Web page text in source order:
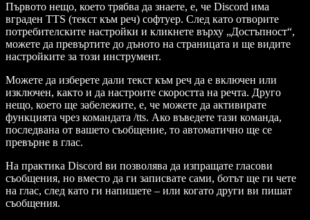
Първото нещо, което трябва да знаете, е, че Discord има
вграден TTS (текст към реч) софтуер. След като отворите
потребителските настройки и кликнете върху „Достъпност“,
можете да превъртите до дъното на страницата и ще видите
настройките за този инструмент.
Можете да изберете дали текст към реч да е включен или
изключен, както и да настроите скоростта на речта. Друго
нещо, което ще забележите, е, че можете да активирате
функцията чрез командата /tts. Ако въведете тази команда,
последвана от вашето съобщение, то автоматично ще се
превърне в глас.
На практика Discord ви позволява да изпращате гласови
съобщения, но вместо да ги записвате сами, ботът ще ги чете
на глас, след като ги напишете – или когато други ви пишат
съобщения.